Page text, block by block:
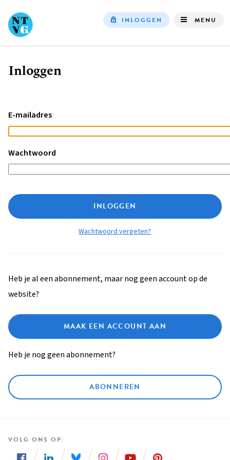
INLOGGEN MENU
Kruimelpad
Inloggen
E-mailadres
Wachtwoord
INLOGGEN
Wachtwoord vergeten?
Heb je al een abonnement, maar nog geen account op de
website?
MAAK EEN ACCOUNT AAN
Heb je nog geen abonnement?
ABONNEREN
VOLG ONS OP